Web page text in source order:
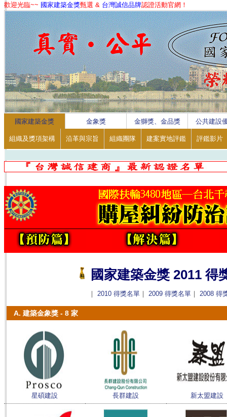
歡迎光臨~~ 國家建築金獎甄選 & 台灣誠信品牌認證活動官網！
1
2
3
4
國家建築金獎 金象獎 金獅獎、金品獎 公共建設
組織及獎項架構 沿革與宗旨 組織團隊 建案實地評鑑 評鑑影片
國家建築金獎 2011 得
｜ 2010 得獎名單｜ 2009 得獎名單｜ 2008 得
A. 建築金象獎 - 8 家
星碩建設 長群建設 新太盟建設